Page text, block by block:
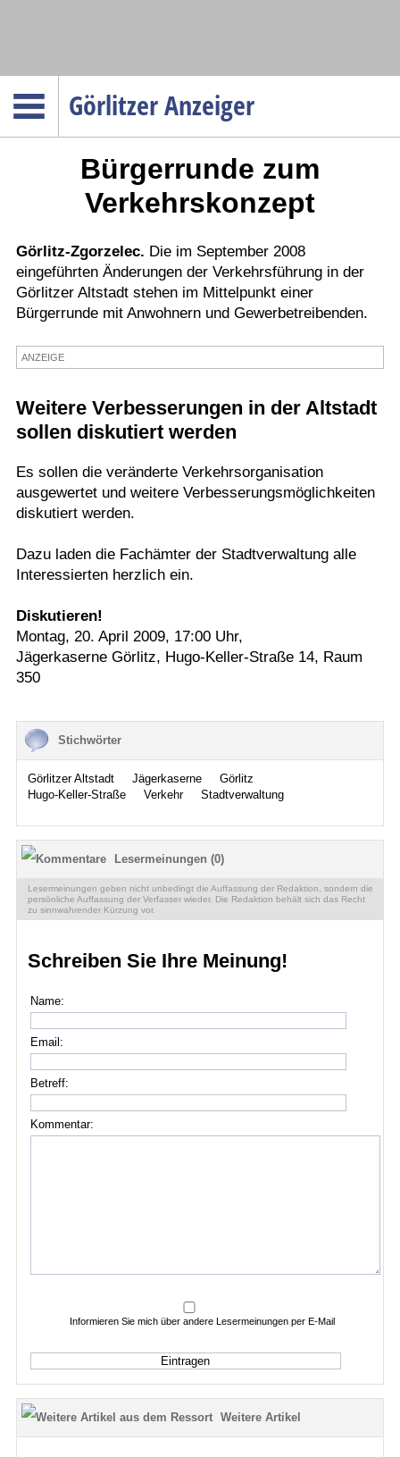
Görlitzer Anzeiger
Gesellschaft
Wirtschaft
Service
Verkehr
Kultur
Termine
Bürgerrunde zum
Verkehrskonzept
Görlitz-Zgorzelec. Die im September 2008
eingeführten Änderungen der Verkehrsführung in der
Görlitzer Altstadt stehen im Mittelpunkt einer
Bürgerrunde mit Anwohnern und Gewerbetreibenden.
ANZEIGE
Weitere Verbesserungen in der Altstadt
sollen diskutiert werden
Es sollen die veränderte Verkehrsorganisation
ausgewertet und weitere Verbesserungsmöglichkeiten
diskutiert werden.
Dazu laden die Fachämter der Stadtverwaltung alle
Interessierten herzlich ein.
Diskutieren!
Montag, 20. April 2009, 17:00 Uhr,
Jägerkaserne Görlitz, Hugo-Keller-Straße 14, Raum
350
Stichwörter
Görlitzer Altstadt Jägerkaserne
Görlitz
Hugo-Keller-Straße
Verkehr Stadtverwaltung
Lesermeinungen (0)
Lesermeinungen geben nicht unbedingt die Auffassung der Redaktion, sondern die
persönliche Auffassung der Verfasser wieder. Die Redaktion behält sich das Recht
zu sinnwahrender Kürzung vor.
Schreiben Sie Ihre Meinung!
Name:
Email:
Betreff:
Kommentar:
Informieren Sie mich über andere Lesermeinungen per E-Mail
Weitere Artikel